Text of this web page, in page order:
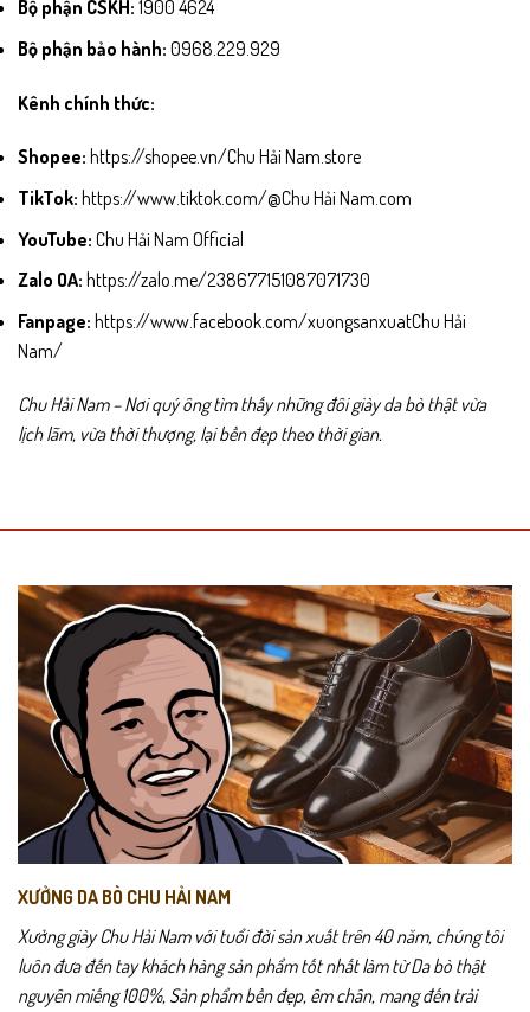
Bộ phận CSKH: 1900 4624
Bộ phận bảo hành: 0968.229.929
Kênh chính thức:
Shopee: https://shopee.vn/Chu Hải Nam.store
TikTok: https://www.tiktok.com/@Chu Hải Nam.com
YouTube: Chu Hải Nam Official
Zalo OA: https://zalo.me/238677151087071730
Fanpage: https://www.facebook.com/xuongsanxuatChu Hải
Nam/
Chu Hải Nam – Nơi quý ông tìm thấy những đôi giày da bò thật vừa
lịch lãm, vừa thời thượng, lại bền đẹp theo thời gian.
XƯỞNG DA BÒ CHU HẢI NAM
Xưởng giày Chu Hải Nam với tuổi đời sản xuất trên 40 năm, chúng tôi
luôn đưa đến tay khách hàng sản phẩm tốt nhất làm từ Da bò thật
nguyên miếng 100%, Sản phẩm bền đẹp, êm chân, mang đến trải